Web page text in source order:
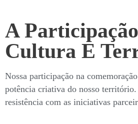
A
Cultura E
Nossa participação na
potência criativa do nosso
resistência com as iniciativas